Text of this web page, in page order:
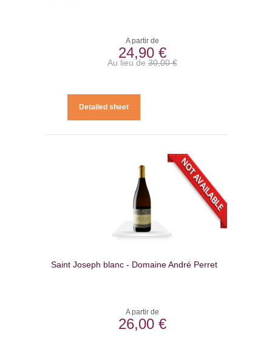
A partir de
24,90 €
Au lieu de30,00 €
Detailed sheet
Saint Joseph blanc - Domaine André Perret
A partir de
26,00 €